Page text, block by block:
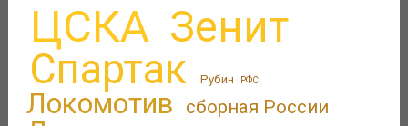
ЦСКА Зенит
Спартак Рубин РФС
Локомотив сборная России